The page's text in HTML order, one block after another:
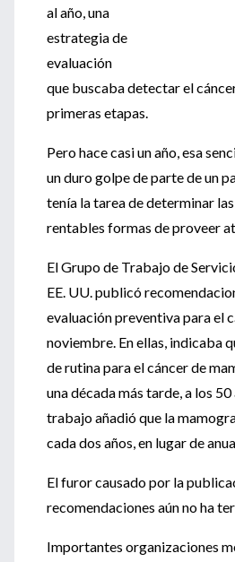
al año, una
estrategia de
evaluación
que buscaba detectar el
primeras etapas.
Pero hace casi un año, esa
un duro golpe de parte de un
tenía la tarea de determinar
rentables formas de proveer
El Grupo de Trabajo de
EE. UU. publicó
evaluación preventiva para el
noviembre. En ellas, indicaba
de rutina para el cáncer de
una década más tarde, a los
trabajo añadió que la
cada dos años, en lugar de
El furor causado por la
recomendaciones aún no ha
Importantes organizaciones